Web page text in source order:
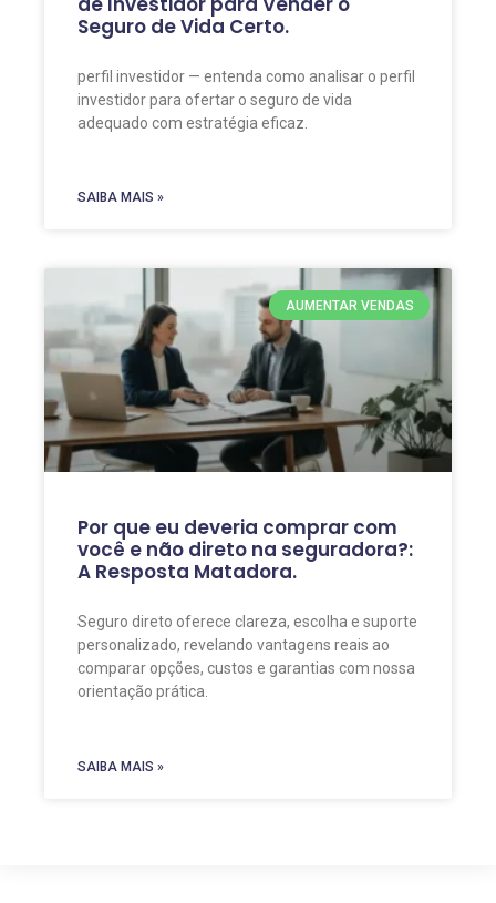
Seguro de Vida Certo.
perfil investidor — entenda como analisar o perfil
investidor para ofertar o seguro de vida
adequado com estratégia eficaz.
SAIBA MAIS »
AUMENTAR VENDAS
Por que eu deveria comprar com
você e não direto na seguradora?:
A Resposta Matadora.
Seguro direto oferece clareza, escolha e suporte
personalizado, revelando vantagens reais ao
comparar opções, custos e garantias com nossa
orientação prática.
SAIBA MAIS »